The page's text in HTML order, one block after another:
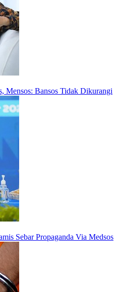
Mensos: Bansos Tidak Dikurangi
Sebar Propaganda Via Medsos